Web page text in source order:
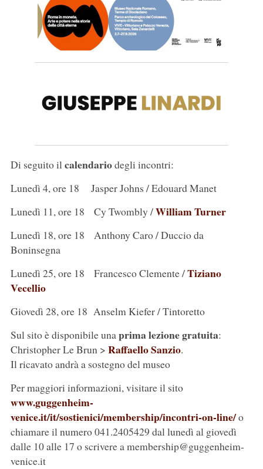
Di seguito ilcalendariodegli incontri:
Lunedì 4, ore 18 Jasper Johns / Edouard Manet
Lunedì 11, ore 18 Cy Twombly /William Turner
Lunedì 18, ore 18 Anthony Caro / Duccio da
Boninsegna
Lunedì 25, ore 18 Francesco Clemente /Tiziano
Vecellio
Giovedì 28, ore 18 Anselm Kiefer / Tintoretto
Sul sito è disponibile unaprima lezione gratuita:
Christopher Le Brun > Raffaello Sanzio.
Il ricavato andrà a sostegno del museo
Per maggiori informazioni, visitare il sito
www.guggenheim-
venice.it/it/sostienici/membership/incontri-on-line/o
chiamare il numero 041.2405429 dal lunedì al giovedì
dalle 10 alle 17 o scrivere a membership@guggenheim-
venice.it